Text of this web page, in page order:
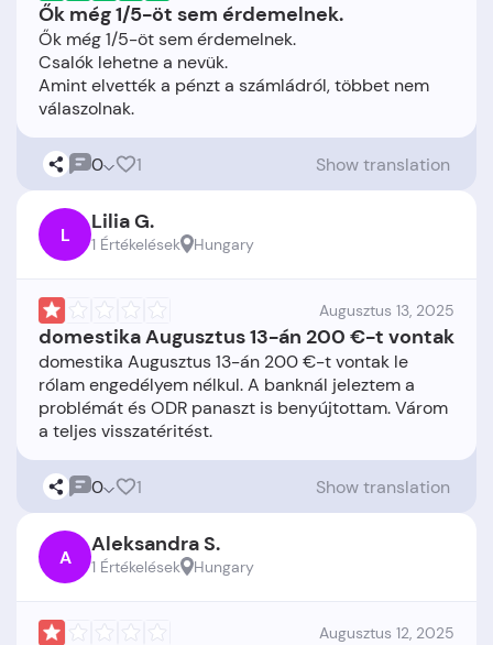
Ők még 1/5-öt sem érdemelnek.
Ők még 1/5-öt sem érdemelnek.
Csalók lehetne a nevük.
Amint elvették a pénzt a számládról, többet nem
0 1 Show translation
L Lilia G.
1 Értékelések Hungary
Augusztus 13, 2025
domestika Augusztus 13-án 200 €-t vontak
domestika Augusztus 13-án 200 €-t vontak le
rólam engedélyem nélkul. A banknál jeleztem a
problémát és ODR panaszt is benyújtottam. Várom
0 1 Show translation
A Aleksandra S.
1 Értékelések Hungary
Augusztus 12, 2025